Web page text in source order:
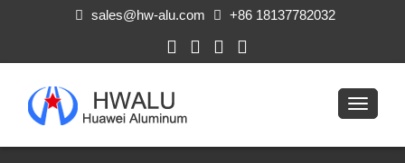
sales@hw-alu.com +86 18137782032